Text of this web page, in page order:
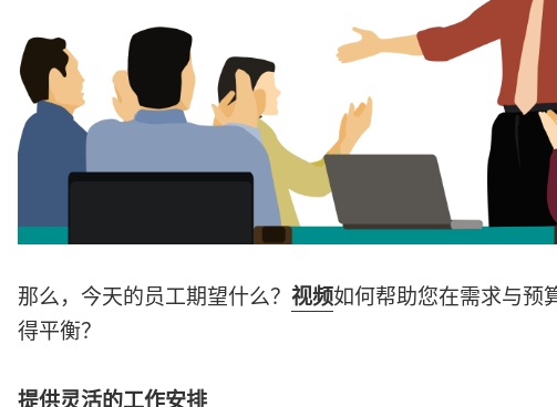
那么，今天的员工期望什么？视频如何帮助您在需求与预
得平衡？
提供灵活的工作安排